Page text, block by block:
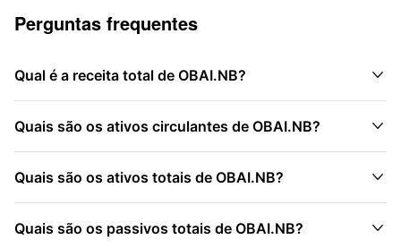
Perguntas frequentes
Qual é a receita total de OBAI.NB? 
Quais são os ativos circulantes de OBAI.NB? 
Quais são os ativos totais de OBAI.NB? 
Quais são os passivos totais de OBAI.NB? 